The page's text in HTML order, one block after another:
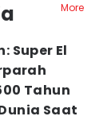
More
Super El
Tahun
Saat